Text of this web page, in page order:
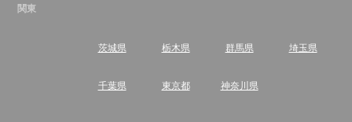
関東
茨城県 栃木県 群馬県 埼玉県
千葉県 東京都 神奈川県